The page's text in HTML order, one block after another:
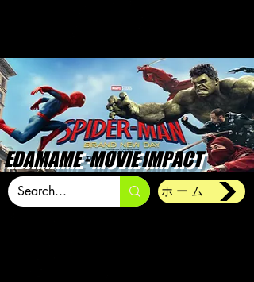
EDAMAME -MOVIE IMPACT
ホーム